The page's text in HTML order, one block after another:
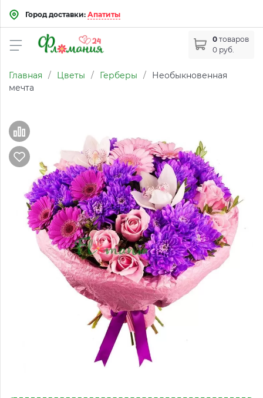
Город доставки: Апатиты
0 товаров
0 руб.
Главная / Цветы / Герберы /
Необыкновенная
мечта